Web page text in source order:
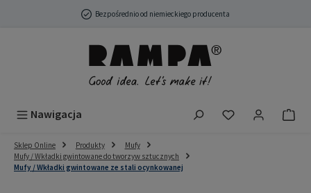
Przejdź do głównej zawartościBezpośrednio od niemieckiego producenta
Nawigacja Masz 0
Sklep Online Produkty
Mufy
Mufy / Wkładki gwintowane do tworzyw sztucznych
Mufy / Wkładki gwintowane ze stali ocynkowanej